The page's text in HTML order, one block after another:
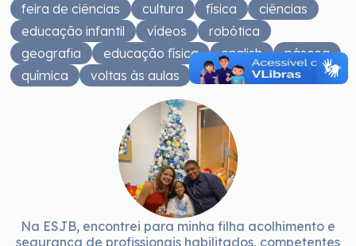
feira de ciências
cultura física
ciências
educação infantil
vídeos
robótica
geografia
educação física english
páscoa
química
voltas às aulas
Na ESJB, encontrei para minha filha acolhimento e
segurança de profissionais habilitados, competentes